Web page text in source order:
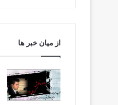
از میان خبر ها